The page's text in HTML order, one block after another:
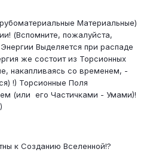
Материальные)
(Вспомните, пожалуйста,
Выделяется при распаде
же состоит из Торсионных
накапливаясь со временем, -
!) Торсионные Поля
(или его Частичками - Умами)!
к Созданию Вселенной!?